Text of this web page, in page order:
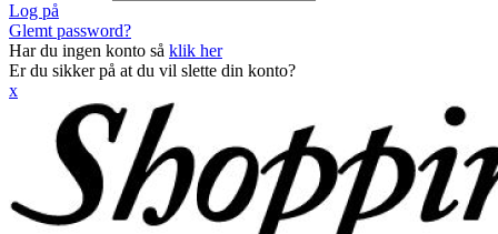
Log på
Glemt password?
Har du ingen konto så klik her
Er du sikker på at du vil slette din konto?
x